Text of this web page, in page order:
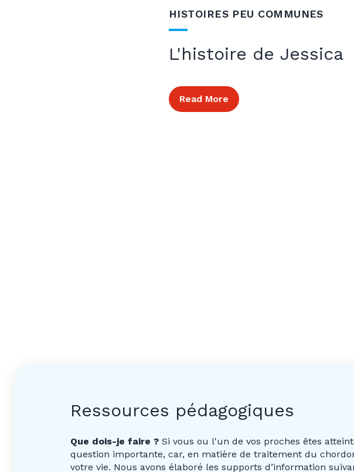
HISTOIRES PEU COMMUNES
L'histoire de Jessica
Read More
Ressources pédagogiques
Que dois-je faire ? Si vous ou l'un de vos proches êtes
question importante, car, en matière de traitement du
votre vie. Nous avons élaboré les supports d’information